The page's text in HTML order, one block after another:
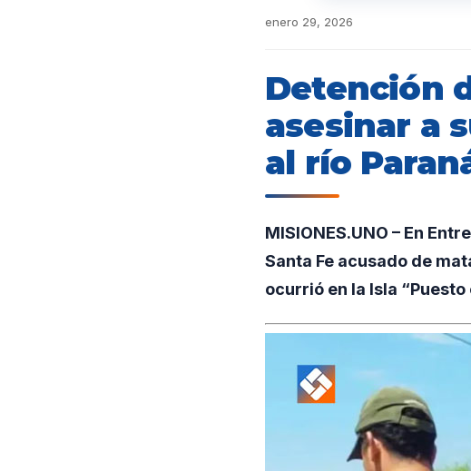
enero 29, 2026
Detención
asesinar a
al río
MISIONES.UNO – En
Santa Fe acusado de
ocurrió en la Isla